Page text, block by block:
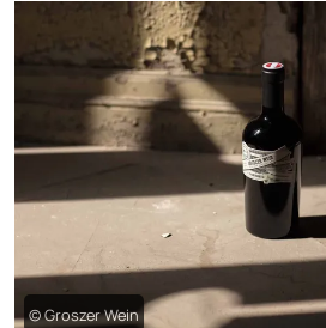
© Groszer Wein